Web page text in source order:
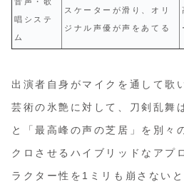
唱システ
ム
スケーターが滑り、オリ
ジナル声優が声をあてる
出演者自身がマイクを通して歌
芸術の氷艶に対して、刀剣乱舞
と「最高峰の声の芝居」を別々
クロさせるハイブリッドなアプ
ラクター性を1ミリも崩さない